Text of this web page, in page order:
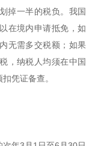
掉一半的税负。我国
在境内申请抵免，如
无需多交税额；如果
，纳税人均须在中国
凭证备查。